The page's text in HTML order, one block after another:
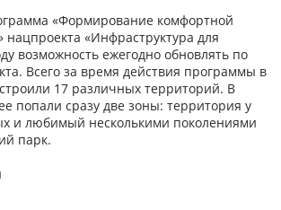
«Формирование комфортной
нацпроекта «Инфраструктура для
возможность ежегодно обновлять по
Всего за время действия программы в
17 различных территорий. В
попали сразу две зоны: территория у
и любимый несколькими поколениями
парк.